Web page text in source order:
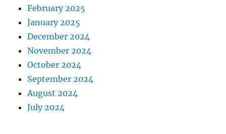
February 2025
January 2025
December 2024
November 2024
October 2024
September 2024
August 2024
July 2024